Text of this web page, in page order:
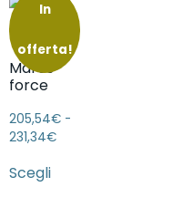
In
offerta!
Mares
force
205,54€ -
231,34€
Scegli